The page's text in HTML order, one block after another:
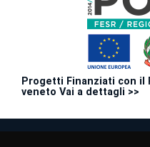
Progetti Finanziati con il
veneto Vai a dettagli >>